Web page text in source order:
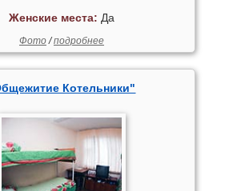
Женские места: Да
Фото/подробнее
Котельники"